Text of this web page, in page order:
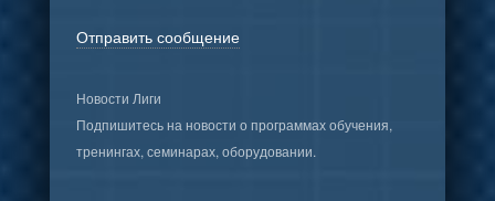
Отправить сообщение
Новости Лиги
Подпишитесь на новости о программах обучения,
тренингах, семинарах, оборудовании.